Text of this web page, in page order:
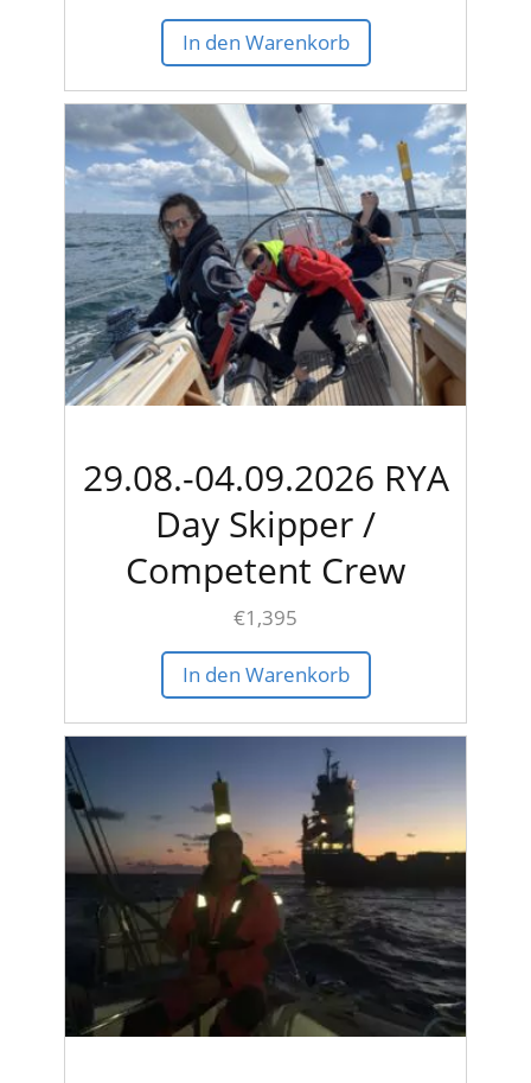
In den Warenkorb
29.08.-04.09.2026 RYA
Day Skipper /
Competent Crew
€1,395
In den Warenkorb